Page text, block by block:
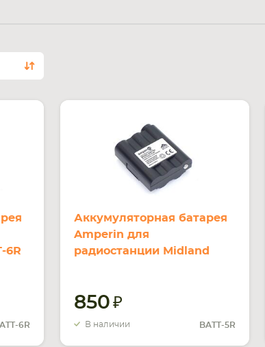
6R
6R
Аккумуляторная батарея
Amperin для
радиостанции Midland
850
В наличии BATT-5R